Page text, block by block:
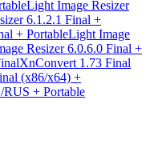
Light Image Resizer
6.1.2.1 Final +
+ PortableLight Image
Resizer 6.0.6.0 Final +
XnConvert 1.73 Final
(x86/x64) +
+ Portable